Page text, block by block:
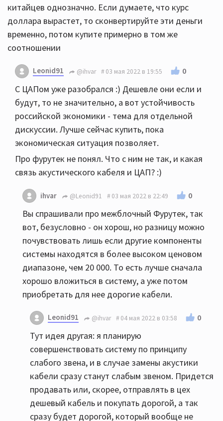
китайцев однозначно. Если думаете, что курс
доллара вырастет, то сконвертируйте эти деньги
временно, потом купите примерно в том же
соотношении
Leonid91 @ihvar 03 мая 2022 в 19:55 0
С ЦАПом уже разобрался :) Дешевле они если и
будут, то не значительно, а вот устойчивость
российской экономики - тема для отдельной
дискуссии. Лучше сейчас купить, пока
экономическая ситуация позволяет.
Про фурутек не понял. Что с ним не так, и какая
связь акустического кабеля и ЦАП? :)
ihvar @Leonid91 03 мая 2022 в 22:49 0
Вы спрашивали про межблочный Фурутек, так
вот, безусловно - он хорош, но разницу можно
почувствовать лишь если другие компоненты
системы находятся в более высоком ценовом
диапазоне, чем 20 000. То есть лучше сначала
хорошо вложиться в систему, а уже потом
приобретать для нее дорогие кабели.
Leonid91 @ihvar 04 мая 2022 в 03:58 0
Тут идея другая: я планирую
совершенствовать систему по принципу
слабого звена, и в случае замены акустики
кабели сразу станут слабым звеном. Придется
продавать или, скорее, отправлять в цех
дешевый кабель и покупать дорогой, а так
сразу будет дорогой, который вообще не